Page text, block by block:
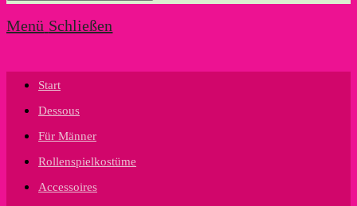
umschalten
Menü Schließen
Start
Dessous
Für Männer
Rollenspielkostüme
Accessoires